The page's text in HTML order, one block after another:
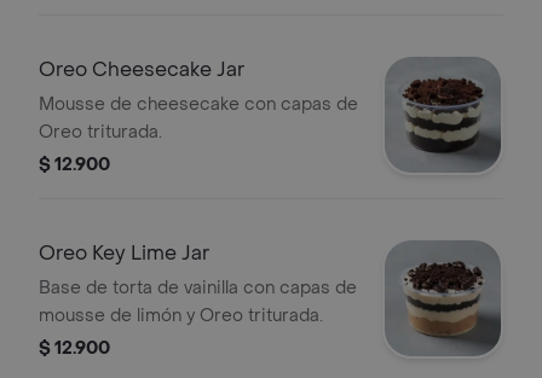
Oreo Cheesecake Jar
Mousse de cheesecake con capas de
Oreo triturada.
$ 12.900
Oreo Key Lime Jar
Base de torta de vainilla con capas de
mousse de limón y Oreo triturada.
$ 12.900